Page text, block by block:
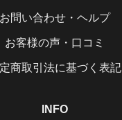
お問い合わせ・ヘルプ
お客様の声・口コミ
商取引法に基づく表記
INFO